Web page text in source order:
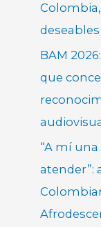
BAM
que
“A mí
atender”: